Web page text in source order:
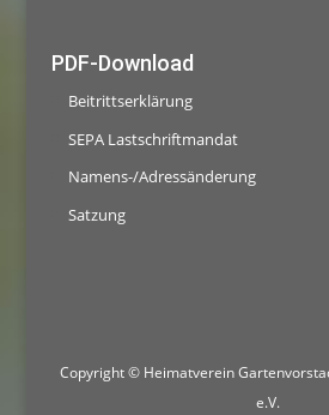
PDF-Download
Beitrittserklärung
SEPA Lastschriftmandat
Namens-/Adressänderung
Satzung
Copyright © Heimatverein
e.V.